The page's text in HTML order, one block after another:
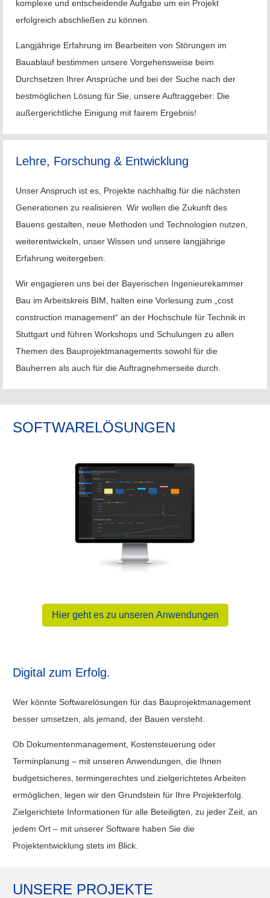
komplexe und entscheidende Aufgabe um ein Projekt
erfolgreich abschließen zu können.
Langjährige Erfahrung im Bearbeiten von Störungen im
Bauablauf bestimmen unsere Vorgehensweise beim
Durchsetzen Ihrer Ansprüche und bei der Suche nach der
bestmöglichen Lösung für Sie, unsere Auftraggeber: Die
außergerichtliche Einigung mit fairem Ergebnis!
Lehre, Forschung & Entwicklung
Unser Anspruch ist es, Projekte nachhaltig für die nächsten
Generationen zu realisieren. Wir wollen die Zukunft des
Bauens gestalten, neue Methoden und Technologien nutzen,
weiterentwickeln, unser Wissen und unsere langjährige
Erfahrung weitergeben.
Wir engagieren uns bei der Bayerischen Ingenieurekammer
Bau im Arbeitskreis BIM, halten eine Vorlesung zum „cost
construction management“ an der Hochschule für Technik in
Stuttgart und führen Workshops und Schulungen zu allen
Themen des Bauprojektmanagements sowohl für die
Bauherren als auch für die Auftragnehmerseite durch.
SOFTWARELÖSUNGEN
Hier geht es zu unseren Anwendungen
Digital zum Erfolg.
Wer könnte Softwarelösungen für das Bauprojektmanagement
besser umsetzen, als jemand, der Bauen versteht.
Ob Dokumentenmanagement, Kostensteuerung oder
Terminplanung – mit unseren Anwendungen, die Ihnen
budgetsicheres, termingerechtes und zielgerichtetes Arbeiten
ermöglichen, legen wir den Grundstein für Ihre Projekterfolg.
Zielgerichtete Informationen für alle Beteiligten, zu jeder Zeit, an
jedem Ort – mit unserer Software haben Sie die
Projektentwicklung stets im Blick.
UNSERE PROJEKTE